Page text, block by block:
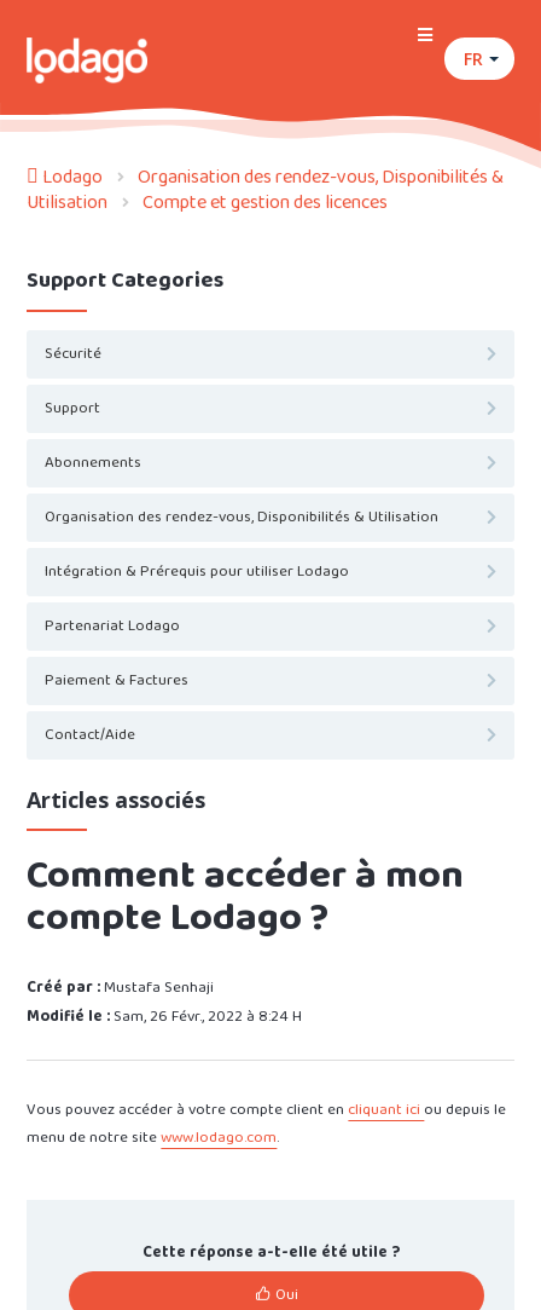
FR
Lodago Organisation des rendez-vous, Disponibilités &
Utilisation Compte et gestion des licences
Support Categories
Sécurité
Support
Abonnements
Organisation des rendez-vous, Disponibilités & Utilisation
Intégration & Prérequis pour utiliser Lodago
Partenariat Lodago
Paiement & Factures
Contact/Aide
Articles associés
Comment accéder à mon
compte Lodago ?
Créé par :Mustafa Senhaji
Modifié le :Sam, 26 Févr., 2022 à 8:24 H
Vous pouvez accéder à votre compte client en cliquant ici ou depuis le
menu de notre sitewww.lodago.com.
Cette réponse a-t-elle été utile ?
Oui